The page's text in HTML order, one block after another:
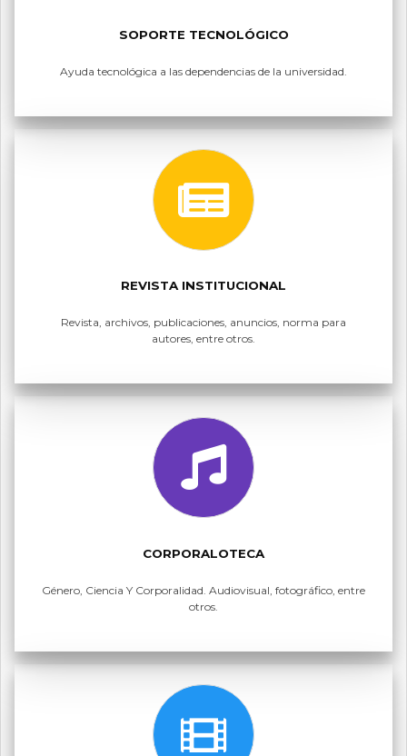
SOPORTE TECNOLÓGICO
Ayuda tecnológica a las dependencias de la universidad.
REVISTA INSTITUCIONAL
Revista, archivos, publicaciones, anuncios, norma para
autores, entre otros.
CORPORALOTECA
Género, Ciencia Y Corporalidad. Audiovisual, fotográfico, entre
otros.